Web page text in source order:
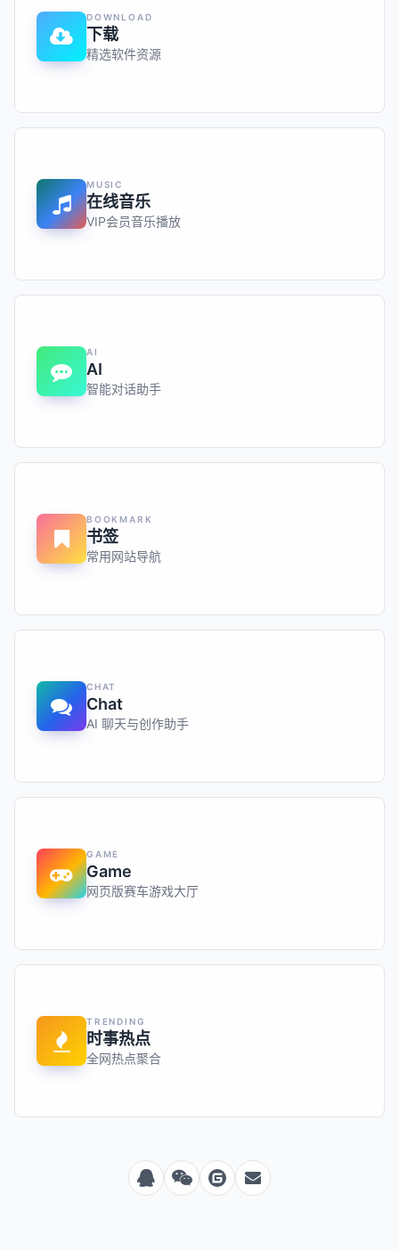
DOWNLOAD
下载
精选软件资源
MUSIC
在线音乐
VIP会员音乐播放
AI
AI
智能对话助手
BOOKMARK
书签
常用网站导航
CHAT
Chat
AI 聊天与创作助手
GAME
Game
网页版赛车游戏大厅
TRENDING
时事热点
全网热点聚合